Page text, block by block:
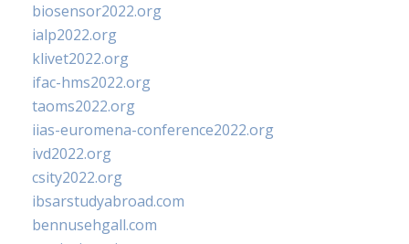
biosensor2022.org
ialp2022.org
klivet2022.org
ifac-hms2022.org
taoms2022.org
iias-euromena-conference2022.org
ivd2022.org
csity2022.org
ibsarstudyabroad.com
bennusehgall.com